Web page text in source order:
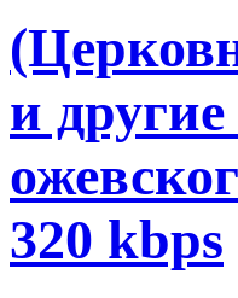
и
320 kbps